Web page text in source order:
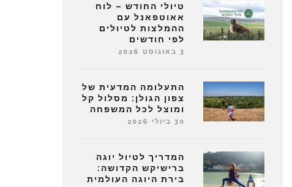
טיולי החודש – לוח
אאוטפאנל עם
ההמלצות לטיולים
לפי חודשים
3 באוגוסט 2026
התעלומה המדעית של
צפון הגולן: מסלול קל
ומוצל לכל המשפחה
30 ביולי 2026
המדריך לטיול יוגה
ברישיקש הקדושה:
בירת היוגה העולמית